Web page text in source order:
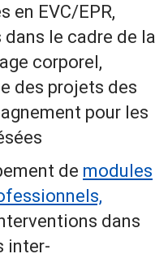
en EVC/EPR,
le cadre de la
corporel,
des projets des
pour les
de modules
dans
inter-